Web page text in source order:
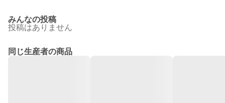
みんなの投稿
投稿はありません
同じ生産者の商品